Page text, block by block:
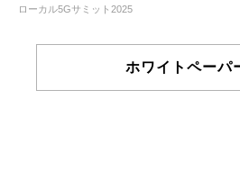
ローカル5Gサミット2025
ホワイトペーパ